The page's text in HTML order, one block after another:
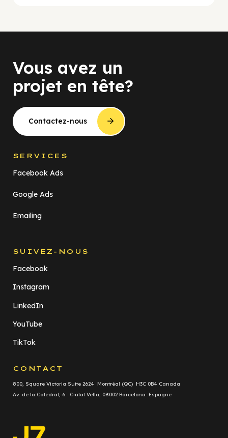
Vous avez un
projet en tête?
Contactez-nous
SERVICES
Facebook Ads
Google Ads
Emailing
SUIVEZ-NOUS
Facebook
Instagram
LinkedIn
YouTube
TikTok
CONTACT
800, Square Victoria Suite 2624 Montréal (QC) H3C 0B4 Canada
Av. de la Catedral, 6 Ciutat Vella, 08002 Barcelona Espagne